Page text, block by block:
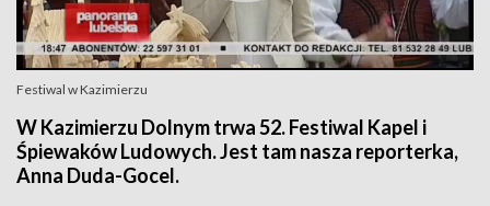
Festiwal w Kazimierzu
W Kazimierzu Dolnym trwa 52. Festiwal Kapel i
Śpiewaków Ludowych. Jest tam nasza reporterka,
Anna Duda-Gocel.